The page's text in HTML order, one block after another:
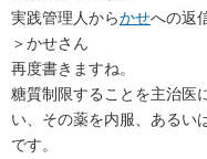
実践管理人からかせへの返
＞かせさん
再度書きますね。
糖質制限することを主治医
い、その薬を内服、あるい
です。